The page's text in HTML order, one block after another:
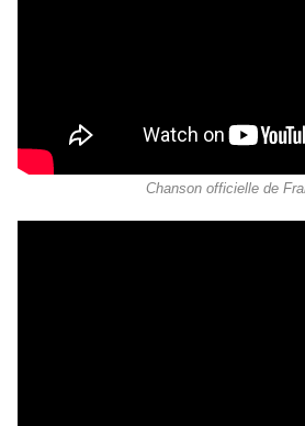
Chanson officielle de